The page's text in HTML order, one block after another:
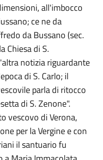
all'imbocco
ce ne da
da Bussano (sec.
Chiesa di S.
notizia riguardante
di S. Carlo; il
parla di ritocco
di S. Zenone".
vescovo di Verona,
per la Vergine e con
il santuario fu